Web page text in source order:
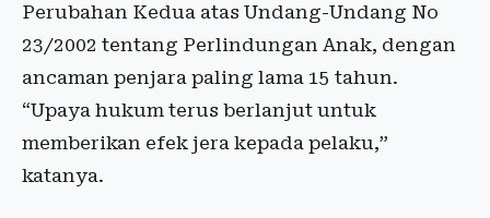
Perubahan Kedua atas Undang-Undang No
23/2002 tentang Perlindungan Anak, dengan
ancaman penjara paling lama 15 tahun.
“Upaya hukum terus berlanjut untuk
memberikan efek jera kepada pelaku,”
katanya.